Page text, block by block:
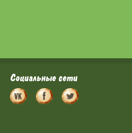
Социальные сети